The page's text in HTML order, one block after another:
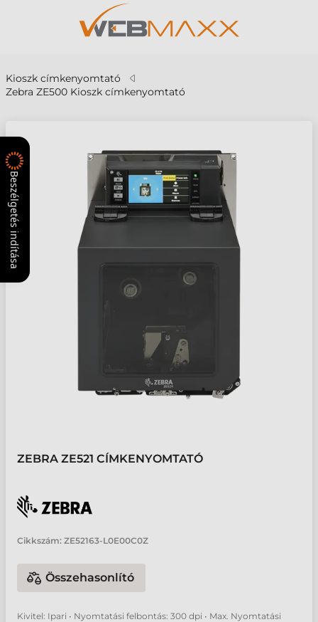
Kioszk címkenyomtató
Zebra ZE500 Kioszk címkenyomtató
ZEBRA ZE521 CÍMKENYOMTATÓ
Cikkszám: ZE52163-L0E00C0Z
Összehasonlító
Kivitel: Ipari • Nyomtatási felbontás: 300 dpi • Max. Nyomtatási
Beszélgetés indítása